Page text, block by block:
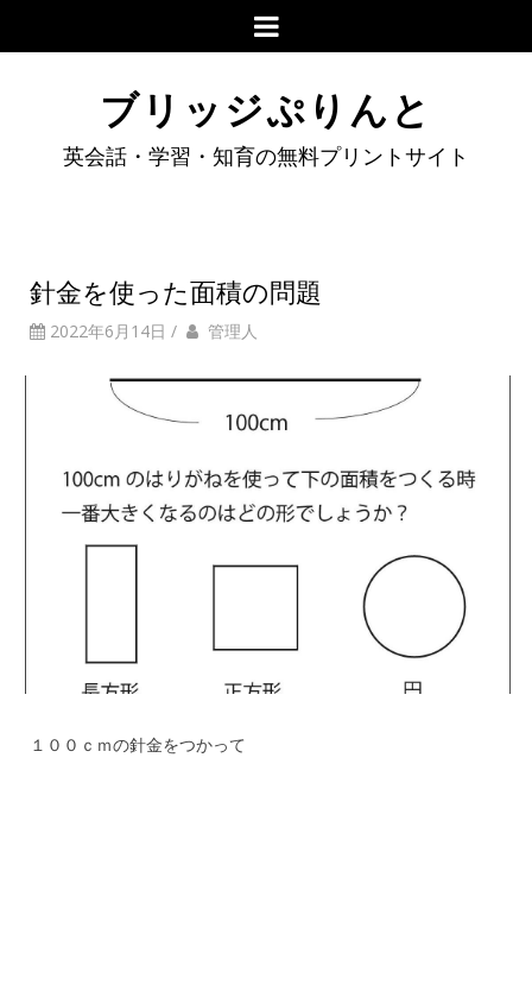
ブリッジぷりんと
英会話・学習・知育の無料プリントサイト
針金を使った面積の問題
2022年6月14日 / 管理人
１００ｃｍの針金をつかって